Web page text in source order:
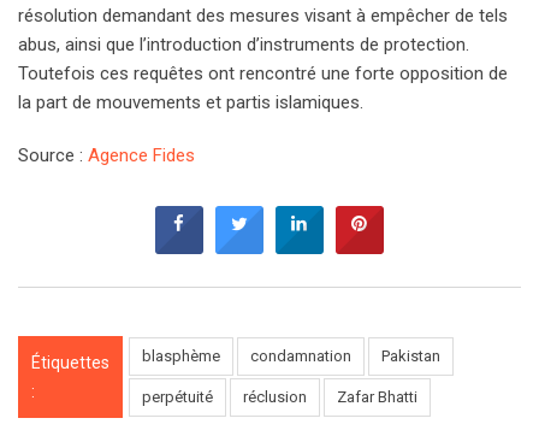
résolution demandant des mesures visant à empêcher de tels
abus, ainsi que l’introduction d’instruments de protection.
Toutefois ces requêtes ont rencontré une forte opposition de
la part de mouvements et partis islamiques.
Source : Agence Fides
Étiquettes
:
blasphème condamnation Pakistan
perpétuité réclusion Zafar Bhatti